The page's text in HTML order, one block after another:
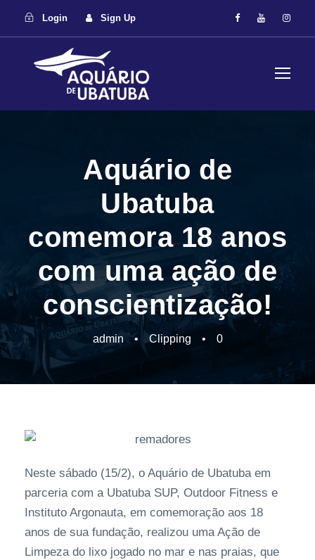
Login Sign Up
Aquário de
Ubatuba
comemora 18 anos
com uma ação de
conscientização!
admin • Clipping • 0
Neste sábado (15/2), o Aquário de Ubatuba em
parceria com a Ubatuba SUP, Outdoor Fitness e
Instituto Argonauta, em comemoração aos 18
anos de sua fundação, realizou uma Ação de
Limpeza do lixo jogado no mar e nas praias, que